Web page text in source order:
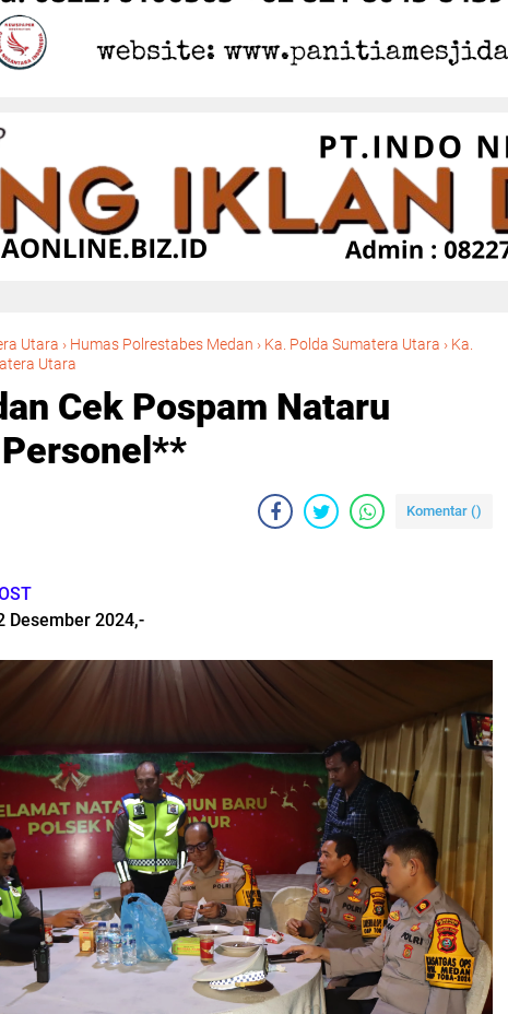
Utara › Humas Polrestabes Medan › Ka. Polda Sumatera Utara › Ka.
Utara
Cek Pospam Nataru
Komentar ()
Desember 2024,-